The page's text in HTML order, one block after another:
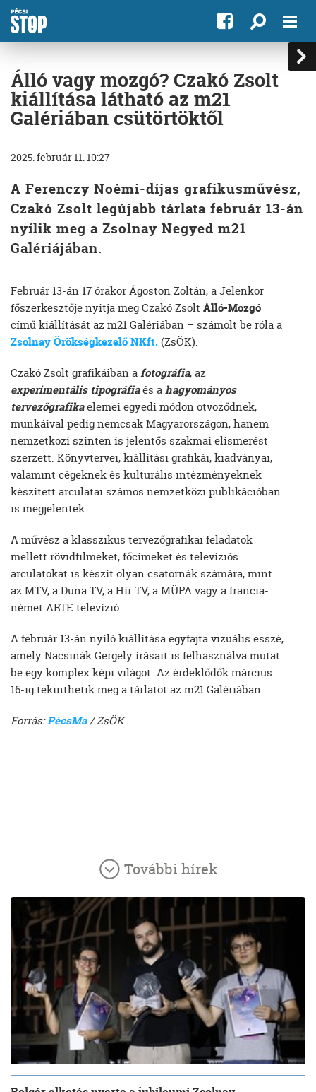
Álló vagy mozgó? Czakó Zsolt
kiállítása látható az m21
Galériában csütörtöktől
2025. február 11. 10:27
A Ferenczy Noémi-díjas grafikusművész,
Czakó Zsolt legújabb tárlata február 13-án
nyílik meg a Zsolnay Negyed m21
Galériájában.
Február 13-án 17 órakor Ágoston Zoltán, a Jelenkor
főszerkesztője nyitja meg Czakó Zsolt Álló-Mozgó
című kiállítását az m21 Galériában – számolt be róla a
Zsolnay Örökségkezelő NKft. (ZsÖK).
Czakó Zsolt grafikáiban afotográfia, az
experimentális tipográfiaés ahagyományos
tervezőgrafikaelemei egyedi módon ötvöződnek,
munkáival pedig nemcsak Magyarországon, hanem
nemzetközi szinten is jelentős szakmai elismerést
szerzett. Könyvtervei, kiállítási grafikái, kiadványai,
valamint cégeknek és kulturális intézményeknek
készített arculatai számos nemzetközi publikációban
is megjelentek.
A művész a klasszikus tervezőgrafikai feladatok
mellett rövidfilmeket, főcímeket és televíziós
arculatokat is készít olyan csatornák számára, mint
az MTV, a Duna TV, a Hír TV, a MÜPA vagy a francia-
német ARTE televízió.
A február 13-án nyíló kiállítása egyfajta vizuális esszé,
amely Nacsinák Gergely írásait is felhasználva mutat
be egy komplex képi világot. Az érdeklődők március
16-ig tekinthetik meg a tárlatot az m21 Galériában.
Forrás:PécsMa/ ZsÖK
További hírek